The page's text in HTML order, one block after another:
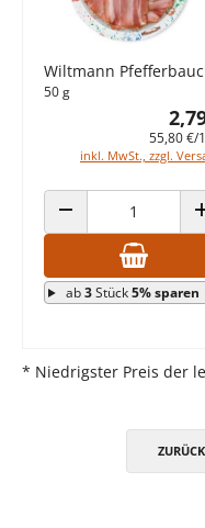
Wiltmann
50 g
55,80 €/
inkl. MwSt., zzgl.
ANZAHL VERRINGERN
ab3Stück5% sparen
* Niedrigster Preis der
ZURÜCK